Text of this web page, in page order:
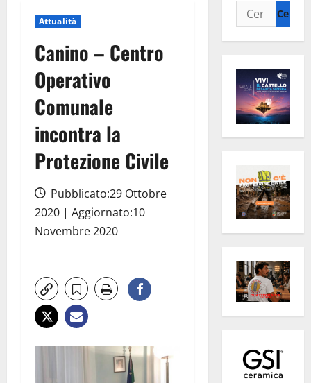
Attualità
Canino – Centro
Operativo
Comunale
incontra la
Protezione Civile
Pubblicato:29 Ottobre
2020 | Aggiornato:10
Novembre 2020
Ricerca
per: